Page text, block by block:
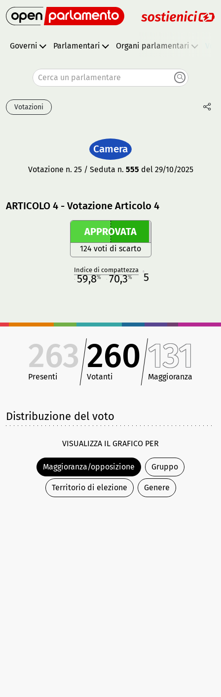
Governi Parlamentari Organi parlamentari
Cerca un parlamentare
Votazioni
Camera
Votazione n. 25 / Seduta n. 555 del 29/10/2025
ARTICOLO 4 - Votazione Articolo 4
APPROVATA
124 voti di scarto
Indice di compattezza
59,8% 70,3% 5
263
Presenti
260
Votanti
131
Maggioranza
Distribuzione del voto
VISUALIZZA IL GRAFICO PER
Maggioranza/opposizione Gruppo
Territorio di elezione Genere